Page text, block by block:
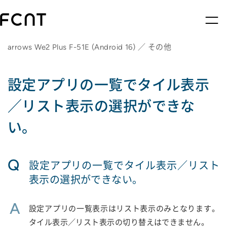
arrows We2 Plus F-51E (Android 16) ／ その他
設定アプリの一覧でタイル表示
／リスト表示の選択ができな
い。
Q
設定アプリの一覧でタイル表示／リスト
表示の選択ができない。
A
設定アプリの一覧表示はリスト表示のみとなります。
タイル表示／リスト表示の切り替えはできません。